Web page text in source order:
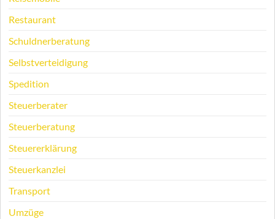
Restaurant
Schuldnerberatung
Selbstverteidigung
Spedition
Steuerberater
Steuerberatung
Steuererklärung
Steuerkanzlei
Transport
Umzüge